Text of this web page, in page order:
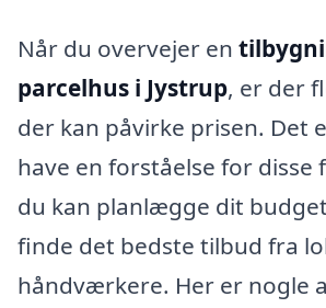
Når du overvejer en
parcelhus i Jystrup, er der
der kan påvirke prisen. Det
have en forståelse for disse
du kan planlægge dit
finde det bedste tilbud fra
håndværkere. Her er nogle